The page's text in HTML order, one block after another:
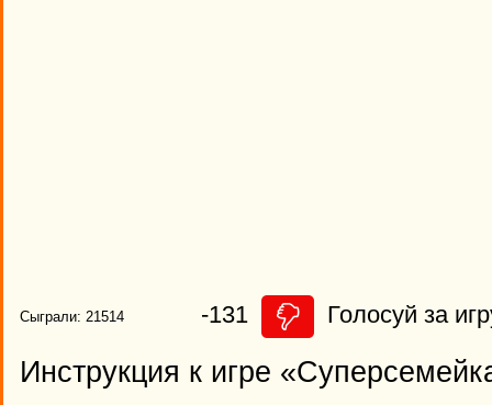
Сыграли: 21514 -131 Голосуй за
Инструкция к игре